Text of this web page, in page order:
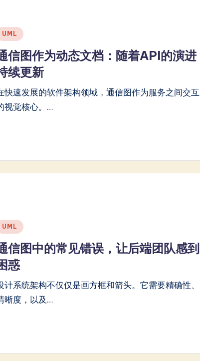
UML
信图作为动态文档：随着API的演进
续更新
快速发展的软件架构领域，通信图作为服务之间交互
视觉核心。…
UML
信图中的常见错误，让后端团队感到
惑
计系统架构不仅仅是画方框和箭头。它需要精确性、
晰度，以及…